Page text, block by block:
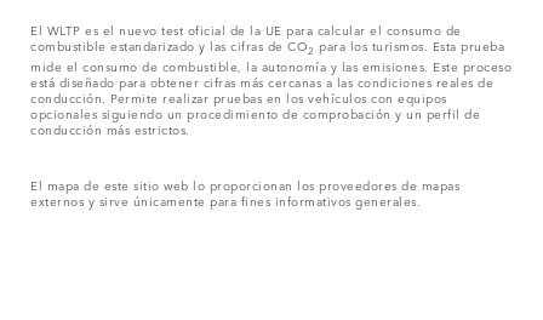
El WLTP es el nuevo test oficial de la UE para calcular el consumo de
combustible estandarizado y las cifras de CO2 para los turismos. Esta prueba
mide el consumo de combustible, la autonomía y las emisiones. Este proceso
está diseñado para obtener cifras más cercanas a las condiciones reales de
conducción. Permite realizar pruebas en los vehículos con equipos
opcionales siguiendo un procedimiento de comprobación y un perfil de
conducción más estrictos.
El mapa de este sitio web lo proporcionan los proveedores de mapas
externos y sirve únicamente para fines informativos generales.